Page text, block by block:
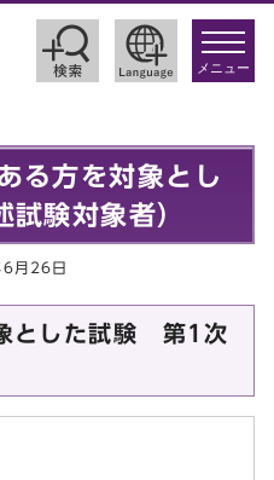
toggle
メニュー
る方を対象とし
験対象者）
月26日
とした試験 第1次